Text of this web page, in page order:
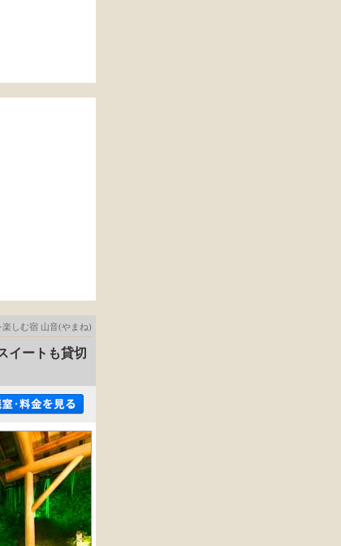
楽しむ宿 山音(やまね)
イートも貸切